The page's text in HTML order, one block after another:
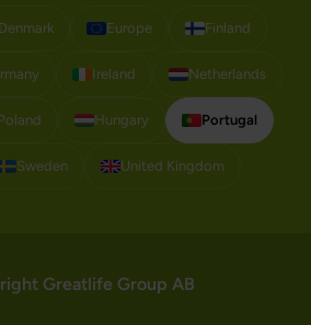
Denmark Europe Finland
Ireland Netherlands
Hungary Portugal
Sweden United Kingdom
Greatlife Group AB